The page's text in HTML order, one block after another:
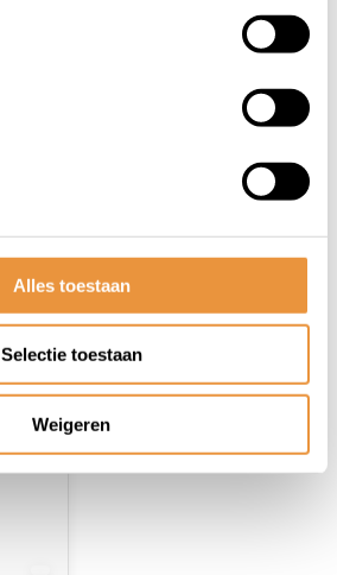
Alles toestaan
Selectie toestaan
Weigeren
Smeermiddel olie
5W40
Op voorraad
19,95